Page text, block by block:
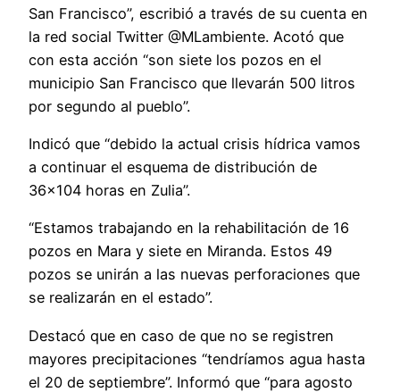
San Francisco”, escribió a través de su cuenta en
la red social Twitter @MLambiente. Acotó que
con esta acción “son siete los pozos en el
municipio San Francisco que llevarán 500 litros
por segundo al pueblo”.
Indicó que “debido la actual crisis hídrica vamos
a continuar el esquema de distribución de
36×104 horas en Zulia”.
“Estamos trabajando en la rehabilitación de 16
pozos en Mara y siete en Miranda. Estos 49
pozos se unirán a las nuevas perforaciones que
se realizarán en el estado”.
Destacó que en caso de que no se registren
mayores precipitaciones “tendríamos agua hasta
el 20 de septiembre”. Informó que “para agosto